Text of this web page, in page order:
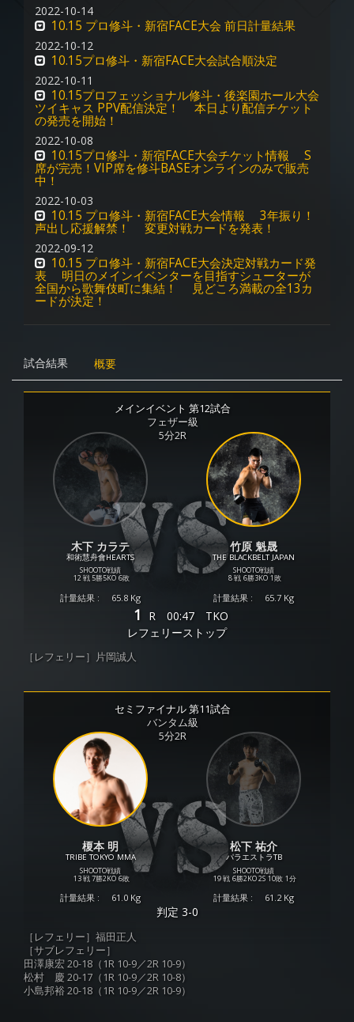
2022-10-14
10.15 プロ修斗・新宿FACE大会 前日計量結果
2022-10-12
10.15プロ修斗・新宿FACE大会試合順決定
2022-10-11
10.15プロフェッショナル修斗・後楽園ホール大会
ツイキャス PPV配信決定！ 本日より配信チケット
の発売を開始！
2022-10-08
10.15プロ修斗・新宿FACE大会チケット情報 S
席が完売！VIP席を修斗BASEオンラインのみで販売
中！
2022-10-03
10.15 プロ修斗・新宿FACE大会情報 3年振り！
声出し応援解禁！ 変更対戦カードを発表！
2022-09-12
10.15 プロ修斗・新宿FACE大会決定対戦カード発
表 明日のメインイベンターを目指すシューターが
全国から歌舞伎町に集結！ 見どころ満載の全13カ
ードが決定！
試合結果 概要
メインイベント 第12試合
フェザー級
5分2R
木下 カラテ
和術慧舟會HEARTS
SHOOTO戦績
12 戦 5勝5KO 6敗
計量結果 : 65.8 Kg
竹原 魁晟
THE BLACKBELT JAPAN
SHOOTO戦績
8 戦 6勝3KO 1敗
計量結果 : 65.7 Kg
1 R 00:47
TKO
レフェリーストップ
［レフェリー］片岡誠人
セミファイナル 第11試合
バンタム級
5分2R
榎本 明
TRIBE TOKYO MMA
SHOOTO戦績
13 戦 7勝2KO 6敗
計量結果 : 61.0 Kg
松下 祐介
パラエストラTB
SHOOTO戦績
19 戦 6勝2KO 2S 10敗 1分
計量結果 : 61.2 Kg
判定 3-0
［レフェリー］福田正人
［サブレフェリー］
田澤康宏 20-18（1R 10-9／2R 10-9）
松村 慶 20-17（1R 10-9／2R 10-8）
小島邦裕 20-18（1R 10-9／2R 10-9）